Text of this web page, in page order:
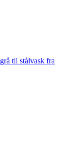
til stålvask fra